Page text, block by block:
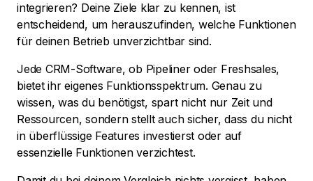
integrieren? Deine Ziele klar zu kennen, ist
entscheidend, um herauszufinden, welche Funktionen
für deinen Betrieb unverzichtbar sind.
Jede CRM-Software, ob Pipeliner oder Freshsales,
bietet ihr eigenes Funktionsspektrum. Genau zu
wissen, was du benötigst, spart nicht nur Zeit und
Ressourcen, sondern stellt auch sicher, dass du nicht
in überflüssige Features investierst oder auf
essenzielle Funktionen verzichtest.